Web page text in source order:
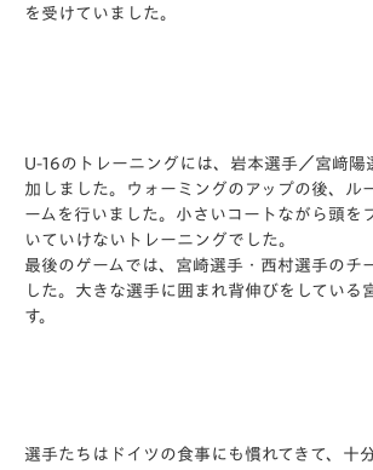
を受けていました。
U-16のトレーニングには、岩本選手／宮﨑陽
加しました。ウォーミングのアップの後、ル
ームを行いました。小さいコートながら頭を
いていけないトレーニングでした。
最後のゲームでは、宮崎選手・西村選手のチ
した。大きな選手に囲まれ背伸びをしている
す。
選手たちはドイツの食事にも慣れてきて、十